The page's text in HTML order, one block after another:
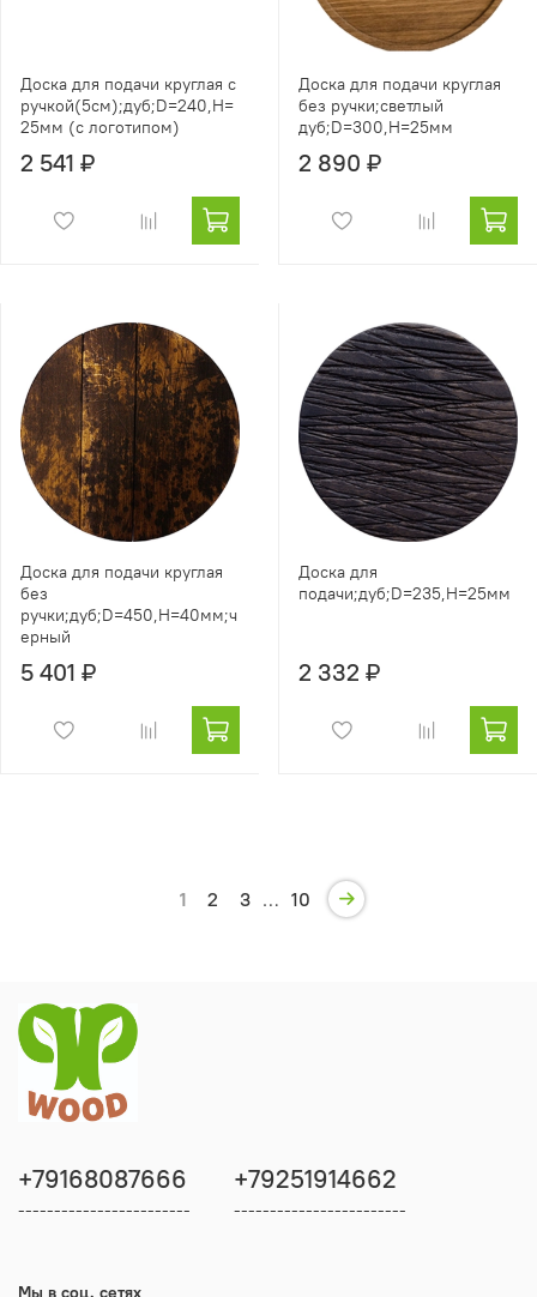
Доска для подачи круглая с
ручкой(5см);дуб;D=240,H=
25мм (c логотипом)
2 541 ₽
Доска для подачи круглая
без ручки;светлый
дуб;D=300,H=25мм
2 890 ₽
Доска для подачи круглая
без
ручки;дуб;D=450,H=40мм;ч
ерный
5 401 ₽
Доска для
подачи;дуб;D=235,H=25мм
2 332 ₽
1 2 3 … 10
+79168087666
------------------------
+79251914662
------------------------